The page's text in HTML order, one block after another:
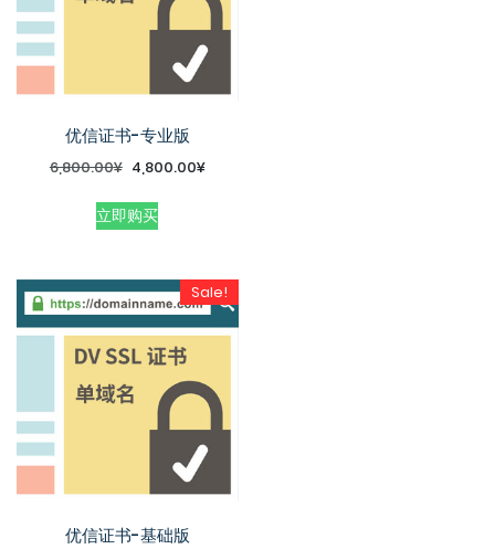
优信证书-专业版
6,800.00¥ 4,800.00¥
立即购买
优信证书-基础版
Sale!